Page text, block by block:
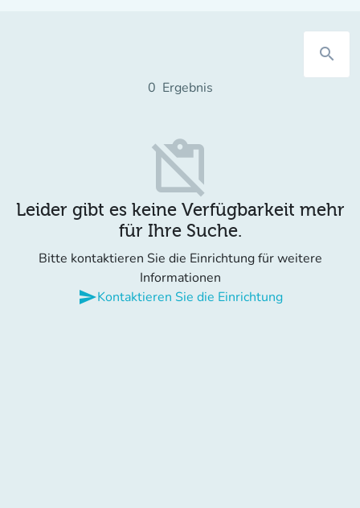
search
0 Ergebnis
content_paste_off
Leider gibt es keine Verfügbarkeit mehr
für Ihre Suche.
Bitte kontaktieren Sie die Einrichtung für weitere
Informationen
sendKontaktieren Sie die Einrichtung